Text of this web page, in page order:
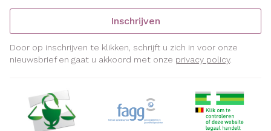
Inschrijven
Door op inschrijven te klikken, schrijft u zich in voor onze
nieuwsbrief en gaat u akkoord met onze privacy policy.